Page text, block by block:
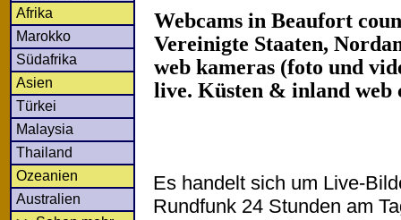
Afrika
Marokko
Südafrika
Asien
Türkei
Malaysia
Thailand
Ozeanien
Australien
Webcams in Beaufort
Vereinigte Staaten,
web kameras (foto und
live. Küsten & inland web
Es handelt sich um Live-
Rundfunk 24 Stunden am